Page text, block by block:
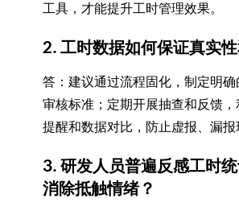
工具，才能提升工时管理效果。
2. 工时数据如何保证真实
答：建议通过流程固化，制定明
审核标准；定期开展抽查和反馈
提醒和数据对比，防止虚报、漏报
3. 研发人员普遍反感工时
消除抵触情绪？